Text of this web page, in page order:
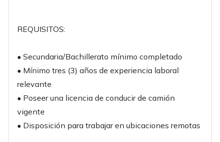
REQUISITOS:
• Secundaria/Bachillerato mínimo completado
• Mínimo tres (3) años de experiencia laboral
relevante
• Poseer una licencia de conducir de camión
vigente
• Disposición para trabajar en ubicaciones remotas